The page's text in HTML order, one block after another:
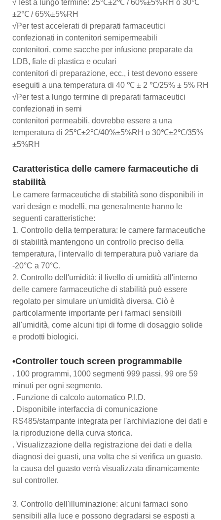
√Test a lungo termine: 25℃±2℃ / 60%±5%RH o 30℃
±2℃ / 65%±5%RH
√Per test accelerati di preparati farmaceutici
confezionati in contenitori semipermeabili
contenitori, come sacche per infusione preparate da
LDB, fiale di plastica e oculari
contenitori di preparazione, ecc., i test devono essere
eseguiti a una temperatura di 40 ℃ ± 2 ℃/25% ± 5% RH
√Per test a lungo termine di preparati farmaceutici
confezionati in semi
contenitori permeabili, dovrebbe essere a una
temperatura di 25℃±2℃/40%±5%RH o 30℃±2℃/35%
±5%RH
Caratteristica delle camere farmaceutiche di
stabilità
Le camere farmaceutiche di stabilità sono disponibili in
vari design e modelli, ma generalmente hanno le
seguenti caratteristiche:
1. Controllo della temperatura: le camere farmaceutiche
di stabilità mantengono un controllo preciso della
temperatura, l'intervallo di temperatura può variare da
-20°C a 70°C.
2. Controllo dell'umidità: il livello di umidità all'interno
delle camere farmaceutiche di stabilità può essere
regolato per simulare un'umidità diversa. Ciò è
particolarmente importante per i farmaci sensibili
all'umidità, come alcuni tipi di forme di dosaggio solide
e prodotti biologici.
•Controller touch screen programmabile
. 100 programmi, 1000 segmenti 999 passi, 99 ore 59
minuti per ogni segmento.
. Funzione di calcolo automatico P.I.D.
. Disponibile interfaccia di comunicazione
RS485/stampante integrata per l'archiviazione dei dati e
la riproduzione della curva storica.
. Visualizzazione della registrazione dei dati e della
diagnosi dei guasti, una volta che si verifica un guasto,
la causa del guasto verrà visualizzata dinamicamente
sul controller.
3. Controllo dell'illuminazione: alcuni farmaci sono
sensibili alla luce e possono degradarsi se esposti a